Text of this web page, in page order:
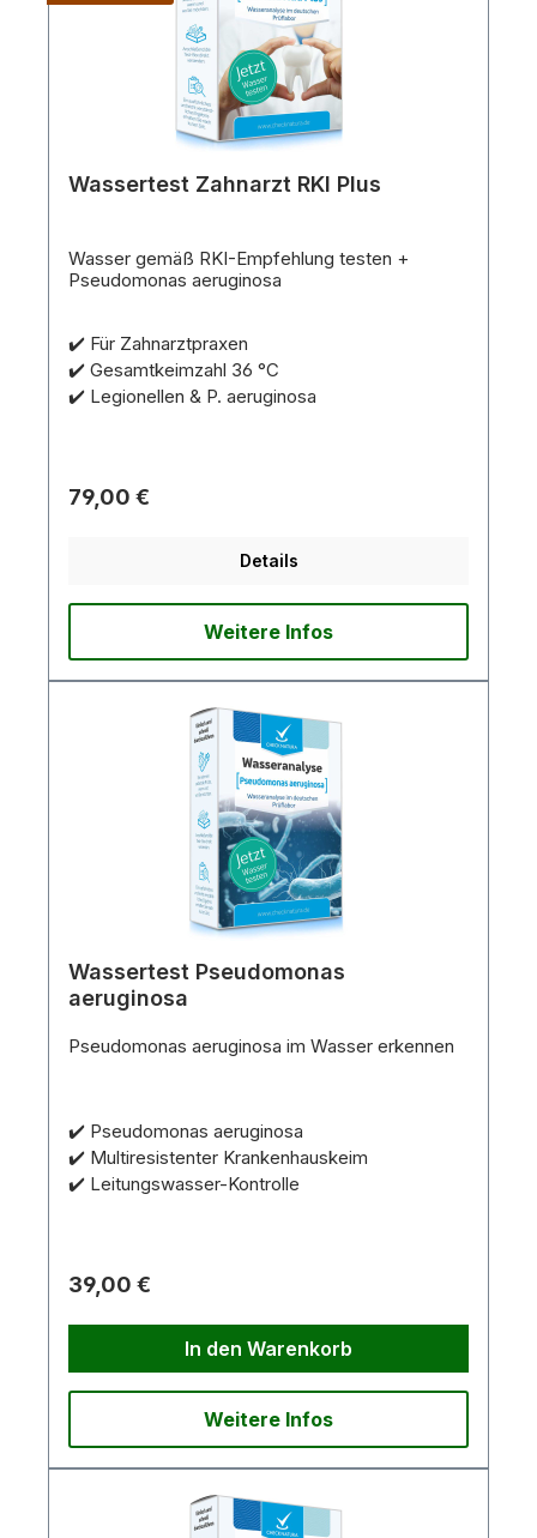
Wassertest Zahnarzt RKI Plus
Wasser gemäß RKI-Empfehlung testen +
Pseudomonas aeruginosa
✔️ Für Zahnarztpraxen
✔️ Gesamtkeimzahl 36 °C
✔️ Legionellen & P. aeruginosa
79,00 €
Details
Weitere Infos
Wassertest Pseudomonas
aeruginosa
Pseudomonas aeruginosa im Wasser erkennen
✔️ Pseudomonas aeruginosa
✔️ Multiresistenter Krankenhauskeim
✔️ Leitungswasser-Kontrolle
39,00 €
In den Warenkorb
Weitere Infos